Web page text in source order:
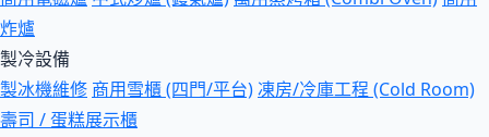
炸爐
製冷設備
製冰機維修 商用雪櫃 (四門/平台)凍房/冷庫工程 (Cold Room)
壽司 / 蛋糕展示櫃